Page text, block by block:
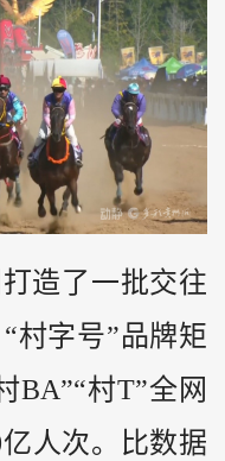
造了一批交往
村字号”品牌矩
BA”“村T”全网
人次。比数据